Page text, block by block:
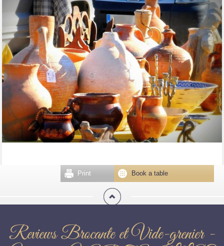
Book a table
Print
Reviews Brocante et Vide-grenier -